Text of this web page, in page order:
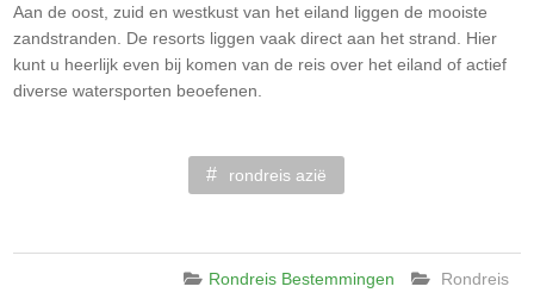
Aan de oost, zuid en westkust van het eiland liggen de mooiste
zandstranden. De resorts liggen vaak direct aan het strand. Hier
kunt u heerlijk even bij komen van de reis over het eiland of actief
diverse watersporten beoefenen.
rondreis azië
Rondreis Bestemmingen
Rondreis